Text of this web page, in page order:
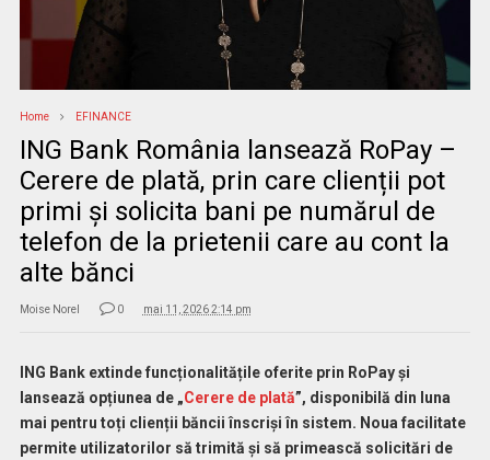
Home EFINANCE
ING Bank România lansează RoPay –
Cerere de plată, prin care clienții pot
primi și solicita bani pe numărul de
telefon de la prietenii care au cont la
alte bănci
Moise Norel 0 mai 11, 2026 2:14 pm
ING Bank extinde funcționalitățile oferite prin RoPay și
lansează opțiunea de „Cerere de plată”, disponibilă din luna
mai pentru toți clienții băncii înscriși în sistem. Noua facilitate
permite utilizatorilor să trimită și să primească solicitări de